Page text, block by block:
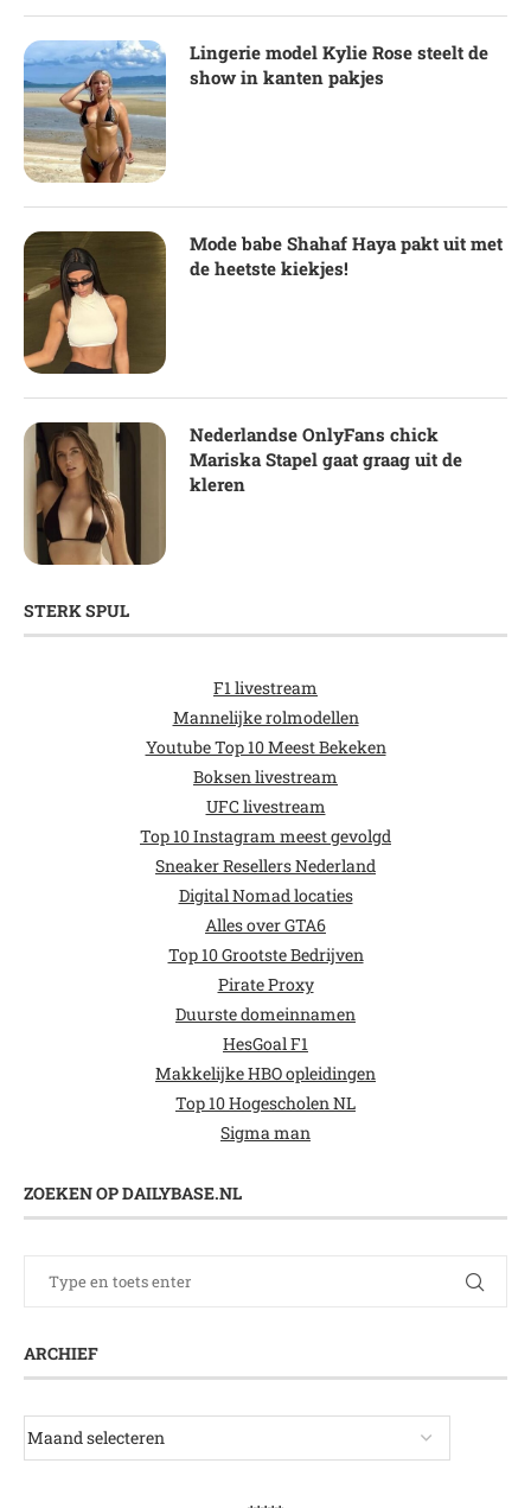
Lingerie model Kylie Rose steelt de
show in kanten pakjes
Mode babe Shahaf Haya pakt uit met
de heetste kiekjes!
Nederlandse OnlyFans chick
Mariska Stapel gaat graag uit de
kleren
STERK SPUL
F1 livestream
Mannelijke rolmodellen
Youtube Top 10 Meest Bekeken
Boksen livestream
UFC livestream
Top 10 Instagram meest gevolgd
Sneaker Resellers Nederland
Digital Nomad locaties
Alles over GTA6
Top 10 Grootste Bedrijven
Pirate Proxy
Duurste domeinnamen
HesGoal F1
Makkelijke HBO opleidingen
Top 10 Hogescholen NL
Sigma man
ZOEKEN OP DAILYBASE.NL
ARCHIEF